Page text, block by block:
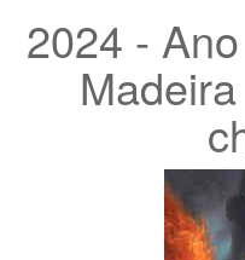
2024 -